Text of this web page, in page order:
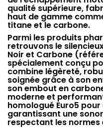
qualité supérieure,
haut de gamme
titane et le carbone.
Parmi les produits
retrouvons le
Noir et Carbone
spécialement conçu
combine légèreté,
soignée grâce à son
son embout en
moderne et
homologué Euro5
garantissant une
respectant les normes